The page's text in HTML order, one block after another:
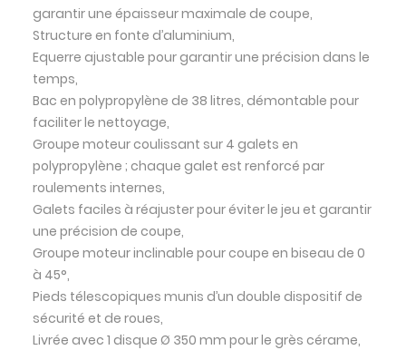
garantir une épaisseur maximale de coupe,
Structure en fonte d’aluminium,
Equerre ajustable pour garantir une précision dans le
temps,
Bac en polypropylène de 38 litres, démontable pour
faciliter le nettoyage,
Groupe moteur coulissant sur 4 galets en
polypropylène ; chaque galet est renforcé par
roulements internes,
Galets faciles à réajuster pour éviter le jeu et garantir
une précision de coupe,
Groupe moteur inclinable pour coupe en biseau de 0
à 45°,
Pieds télescopiques munis d’un double dispositif de
sécurité et de roues,
Livrée avec 1 disque Ø 350 mm pour le grès cérame,